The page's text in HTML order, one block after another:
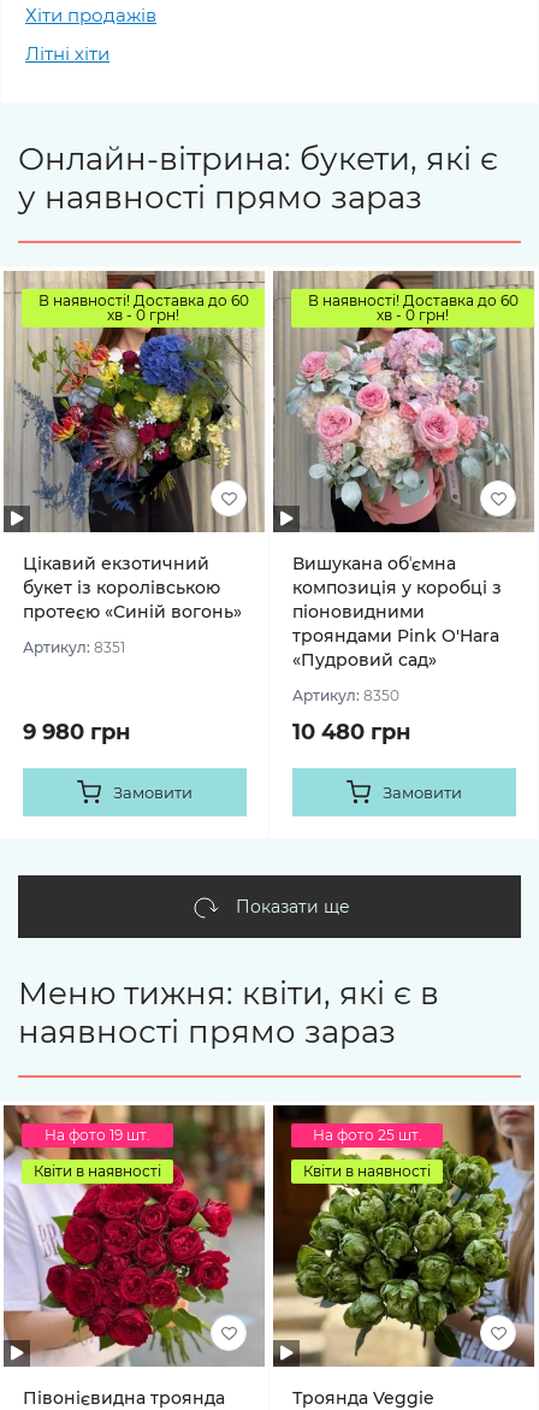
Хіти продажів
Літні хіти
Онлайн-вітрина: букети, які є
у наявності прямо зараз
В наявності! Доставка до 60
хв - 0 грн!
Цікавий екзотичний
букет із королівською
протеєю «Синій вогонь»
Артикул: 8351
9 980 грн
Замовити
В наявності! Доставка до 60
хв - 0 грн!
Вишукана обʼємна
композиція у коробці з
піоновидними
трояндами Pink O'Hara
«Пудровий сад»
Артикул: 8350
10 480 грн
Замовити
Показати ще
Меню тижня: квіти, які є в
наявності прямо зараз
На фото 19 шт.
Квіти в наявності
Півонієвидна троянда
На фото 25 шт.
Квіти в наявності
Троянда Veggie